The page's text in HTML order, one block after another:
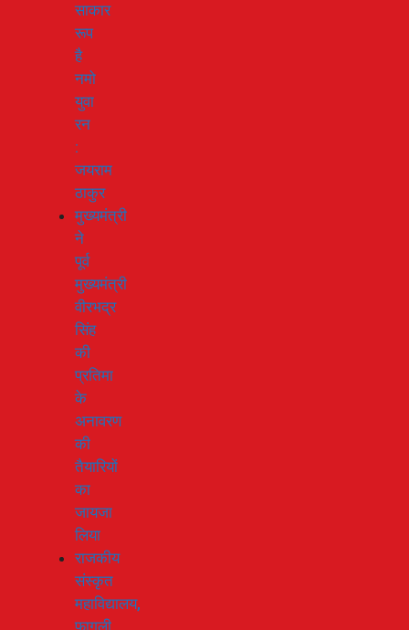
साकार
रूप
है
नमो
युवा
रन
:
जयराम
ठाकुर
मुख्यमंत्री
ने
पूर्व
मुख्यमंत्री
वीरभद्र
सिंह
की
प्रतिमा
के
अनावरण
की
तैयारियों
का
जायजा
लिया
राजकीय
संस्कृत
महाविद्यालय,
फागली